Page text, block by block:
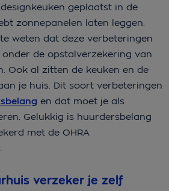
geplaatst in de
zonnepanelen laten leggen.
weten dat deze verbeteringen
de opstalverzekering van
Ook al zitten de keuken en de
je huis. Dit soort verbeteringen
en dat moet je als
Gelukkig is huurdersbelang
met de OHRA
verzeker je zelf